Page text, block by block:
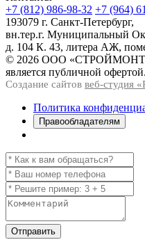
+7 (812) 986-98-32 +7 (964)
193079 г. Санкт-Петербург,
вн.тер.г. Муниципальный
д. 104 К. 43, литера АЖ,
© 2026 ООО
является публичной офертой.
Создание сайтов веб-студия
Политика
Правообладателям
Отправить